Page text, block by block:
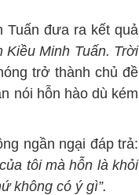
Tuấn đưa ra kết quả
Kiều Minh Tuấn. Trời
trở thành chủ đề
nói hỗn hào dù kém
ngần ngại đáp trả:
tôi mà hỗn là khỏi
không có ý gì”.